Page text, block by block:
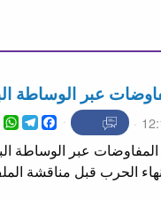
عبر الوساطة
Facebook
المفاوضات عبر الوساطة
الحرب قبل مناقشة